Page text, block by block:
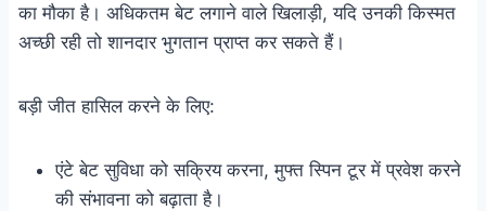
का मौका है। अधिकतम बेट लगाने वाले खिलाड़ी, यदि उनकी किस्मत
अच्छी रही तो शानदार भुगतान प्राप्त कर सकते हैं।
बड़ी जीत हासिल करने के लिए:
एंटे बेट सुविधा को सक्रिय करना, मुफ्त स्पिन टूर में प्रवेश करने
की संभावना को बढ़ाता है।